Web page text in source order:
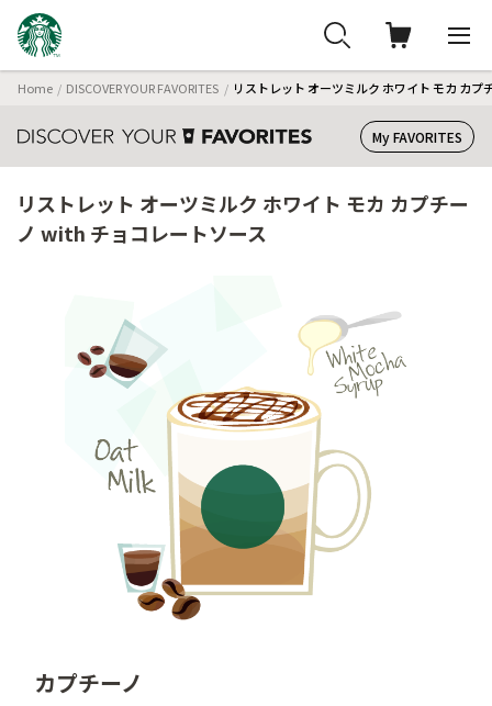
Home DISCOVER YOUR FAVORITES リストレット オーツミルク ホワイト モカ カ
My FAVORITES
リストレット オーツミルク ホワイト モカ カプチー
ノ with チョコレートソース
カプチーノ